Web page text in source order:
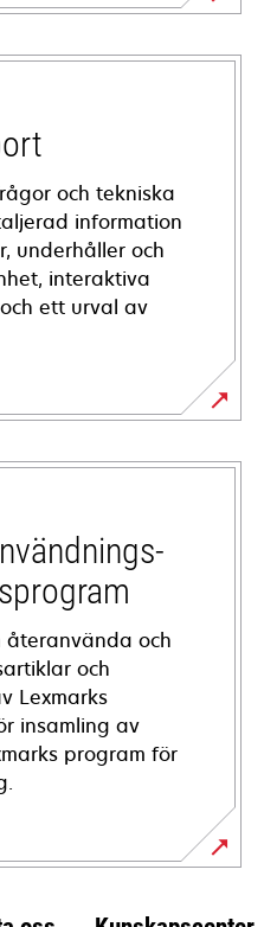
och tekniska
information
underhåller och
interaktiva
ett urval av
och
och
Lexmarks
insamling av
program för